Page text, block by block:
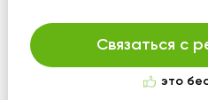
Связаться с
это